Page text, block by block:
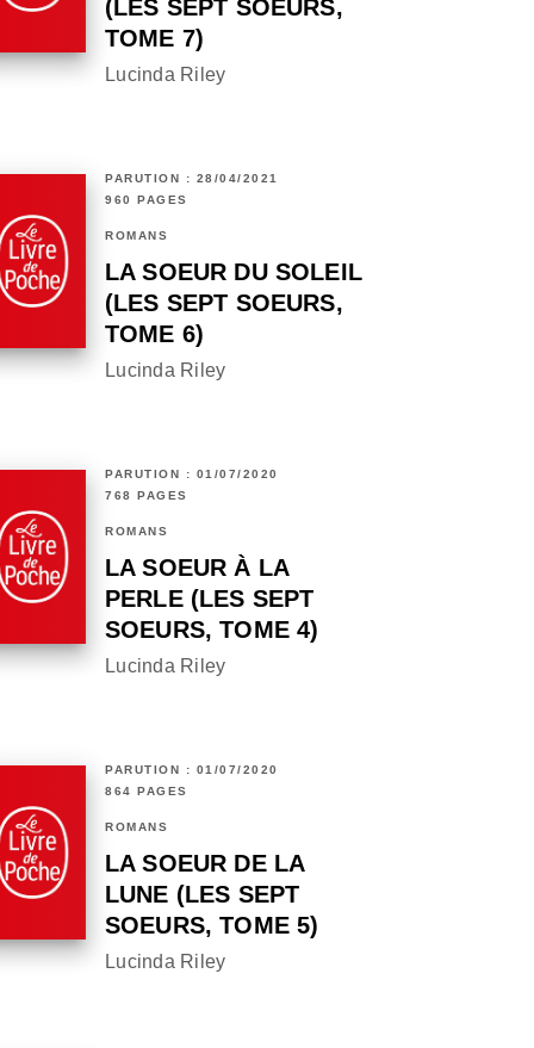
(LES SEPT SOEURS,
TOME 7)
Lucinda Riley
PARUTION : 28/04/2021
960 PAGES
ROMANS
LA SOEUR DU SOLEIL
(LES SEPT SOEURS,
TOME 6)
Lucinda Riley
PARUTION : 01/07/2020
768 PAGES
ROMANS
LA SOEUR À LA
PERLE (LES SEPT
SOEURS, TOME 4)
Lucinda Riley
PARUTION : 01/07/2020
864 PAGES
ROMANS
LA SOEUR DE LA
LUNE (LES SEPT
SOEURS, TOME 5)
Lucinda Riley